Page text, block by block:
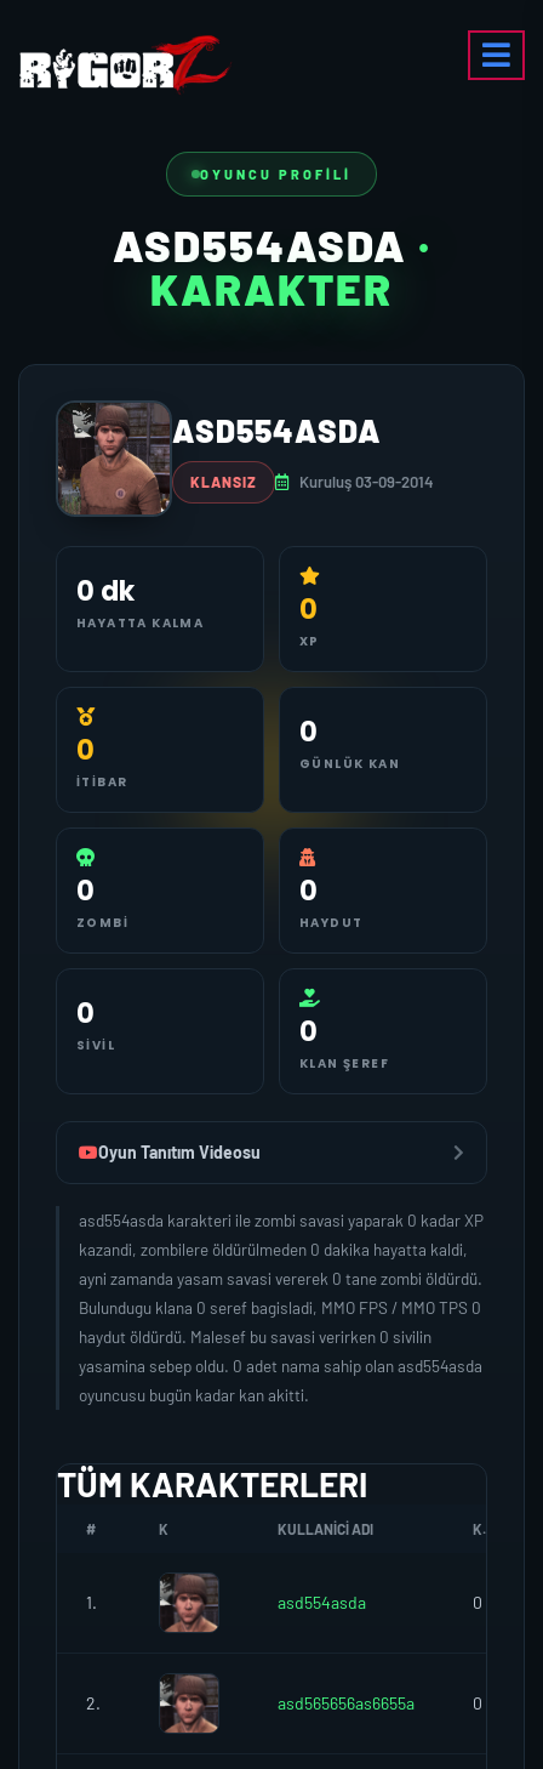
OYUNCU PROFILI
ASD554ASDA ·
KARAKTER
ASD554ASDA
KLANSIZ Kuruluş 03-09-2014
0 dk
HAYATTA KALMA 0
XP
0
İTIBAR
0
GÜNLÜK KAN
0
ZOMBI
0
HAYDUT
0
SIVIL 0
KLAN ŞEREF
Oyun Tanıtım Videosu
asd554asda karakteri ile zombi savasi yaparak 0 kadar XP
kazandi, zombilere öldürülmeden 0 dakika hayatta kaldi,
ayni zamanda yasam savasi vererek 0 tane zombi öldürdü.
Bulundugu klana 0 seref bagisladi, MMO FPS / MMO TPS 0
haydut öldürdü. Malesef bu savasi verirken 0 sivilin
yasamina sebep oldu. 0 adet nama sahip olan asd554asda
oyuncusu bugün kadar kan akitti.
TÜM KARAKTERLERI
# K KULLANICI ADI K.SEREFI
1. asd554asda 0
2. asd565656as6655a 0